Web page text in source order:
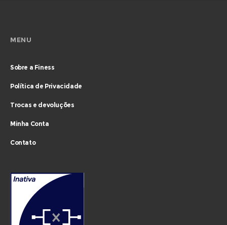
MENU
Sobre a Finess
Política de Privacidade
Trocas e devoluções
Minha Conta
Contato